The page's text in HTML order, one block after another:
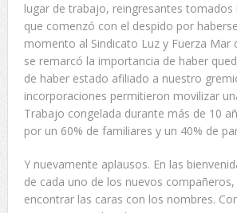
lugar de trabajo, reingresantes tomados
que comenzó con el despido por
momento al Sindicato Luz y Fuerza Mar
se remarcó la importancia de haber
de haber estado afiliado a nuestro
incorporaciones permitieron movilizar
Trabajo congelada durante más de 10
por un 60% de familiares y un 40% de
Y nuevamente aplausos. En las
de cada uno de los nuevos
encontrar las caras con los nombres.